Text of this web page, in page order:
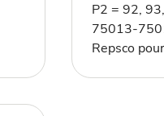
P2 = 92,
75013-
Repsco